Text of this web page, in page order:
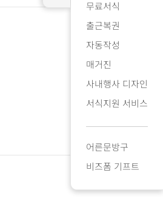
무료서식
출근복권
자동작성
매거진
사내행사 디자인
서식지원 서비스
어른문방구
비즈폼 기프트